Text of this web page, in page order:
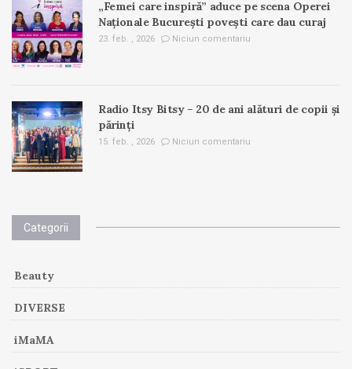
„Femei care inspiră” aduce pe scena Operei
Naționale București povești care dau curaj
23. feb. , 2026 Niciun comentariu
Radio Itsy Bitsy – 20 de ani alături de copii și
părinți
15. feb. , 2026 Niciun comentariu
Categorii
Beauty
DIVERSE
iMaMA